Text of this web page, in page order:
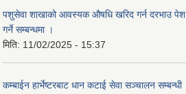
पशुसेवा शाखाको आवस्यक औषधि खरिद गर्न दरभाउ पेश
गर्ने सम्बन्धमा ।
मिति: 11/02/2025 - 15:37
कम्बाईन हार्भेष्टरबाट धान कटाई सेवा सञ्चालन सम्बन्धी